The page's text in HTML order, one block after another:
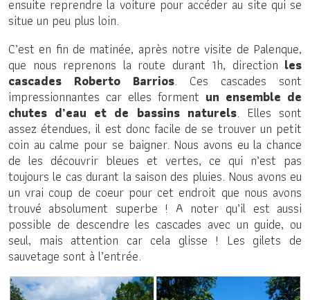
ensuite reprendre la voiture pour accéder au site qui se
situe un peu plus loin.
C’est en fin de matinée, après notre visite de Palenque,
que nous reprenons la route durant 1h, direction les
cascades Roberto Barrios. Ces cascades sont
impressionnantes car elles forment un ensemble de
chutes d’eau et de bassins naturels. Elles sont
assez étendues, il est donc facile de se trouver un petit
coin au calme pour se baigner. Nous avons eu la chance
de les découvrir bleues et vertes, ce qui n’est pas
toujours le cas durant la saison des pluies. Nous avons eu
un vrai coup de coeur pour cet endroit que nous avons
trouvé absolument superbe ! A noter qu’il est aussi
possible de descendre les cascades avec un guide, ou
seul, mais attention car cela glisse ! Les gilets de
sauvetage sont à l’entrée.